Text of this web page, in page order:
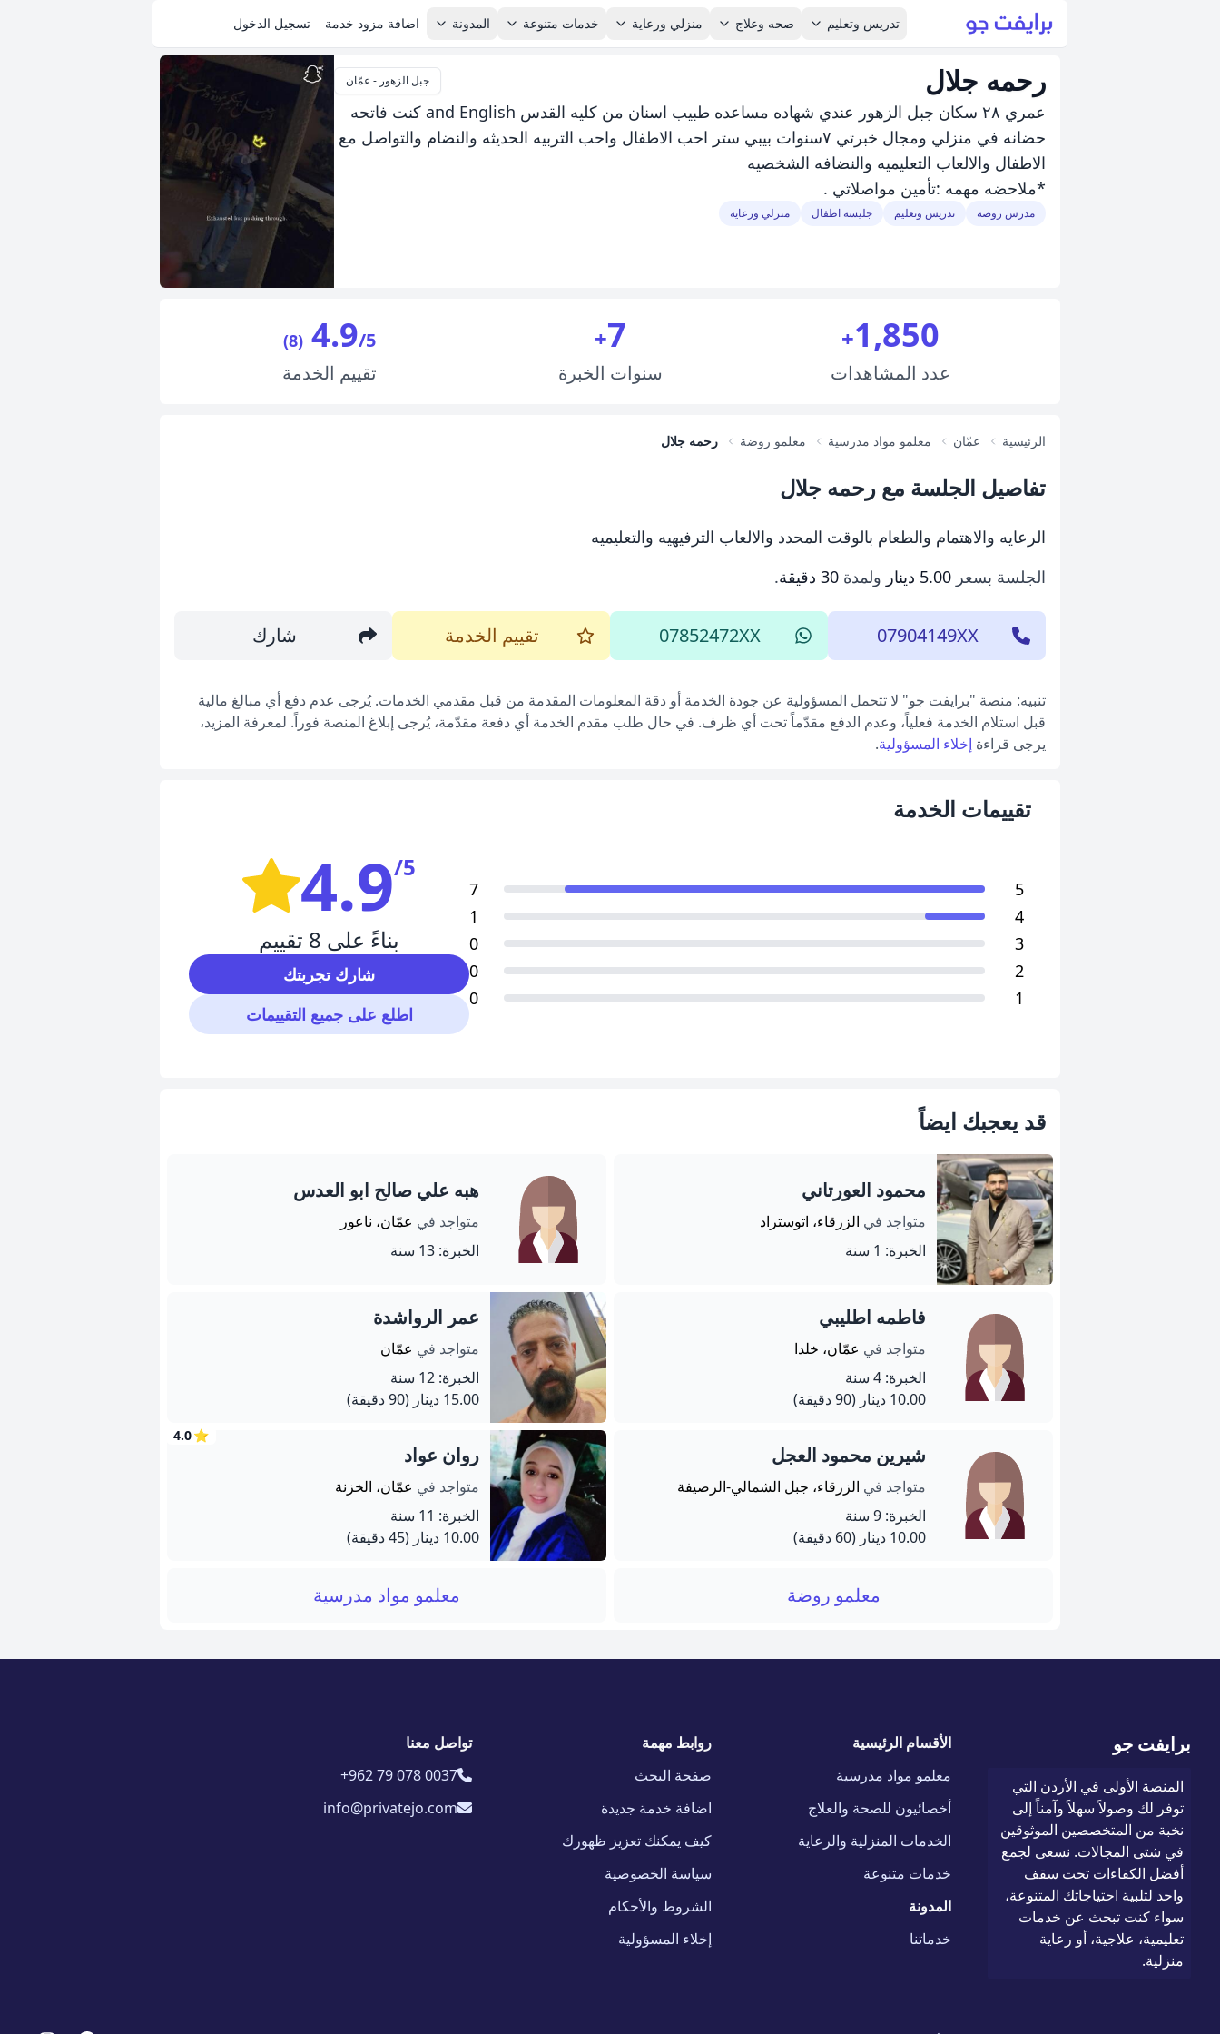
تدريس وتعليم صحه وعلاج منزلي ورعاية خدمات متنوعة المدونة اضافة مزود خدمة تسجيل الدخول
رحمه جلال جبل الزهور - عمّان
عمري ٢٨ سكان جبل الزهور عندي شهاده مساعده طبيب اسنان من كليه القدس and English كنت فاتحه
حضانه في منزلي ومجال خبرتي ٧سنوات بيبي ستر احب الاطفال واحب التربيه الحديثه والنضام والتواصل مع
الاطفال والالعاب التعليميه والنضافه الشخصيه
*ملاحضه مهمه :تأمين مواصلاتي .
مدرس روضة تدريس وتعليم جليسة اطفال منزلي ورعاية
1,850
+
عدد المشاهدات
7
+
سنوات الخبرة
4.9/5
(8)
تقييم الخدمة
الرئيسية عمّان معلمو مواد مدرسية معلمو روضة رحمه جلال
تفاصيل الجلسة مع رحمه جلال
الرعايه والاهتمام والطعام بالوقت المحدد والالعاب الترفيهيه والتعليميه
الجلسة بسعر 5.00 دينار ولمدة 30 دقيقة .
07904149XX
07852472XX تقييم الخدمة شارك
تنبيه: منصة "برايفت جو" لا تتحمل المسؤولية عن جودة الخدمة أو دقة المعلومات المقدمة من قبل مقدمي الخدمات. يُرجى عدم دفع أي مبالغ مالية
قبل استلام الخدمة فعلياً، وعدم الدفع مقدّماً تحت أي ظرف. في حال طلب مقدم الخدمة أي دفعة مقدّمة، يُرجى إبلاغ المنصة فوراً. لمعرفة المزيد،
يرجى قراءة إخلاء المسؤولية.
تقييمات الخدمة
5
7
4
1
3
0
2
0
1
0
4.9/5
بناءً على 8 تقييم
شارك تجربتك
اطلع على جميع التقييمات
قد يعجبك ايضاً
محمود العورتاني
متواجد في الزرقاء، اتوستراد
الخبرة: 1 سنة
هبه علي صالح ابو العدس
متواجد في عمّان، ناعور
الخبرة: 13 سنة
فاطمه اطليبي
متواجد في عمّان، خلدا
الخبرة: 4 سنة
10.00 دينار
(90 دقيقة)
عمر الرواشدة
متواجد في عمّان
الخبرة: 12 سنة
15.00 دينار
(90 دقيقة)
شيرين محمود العجل
متواجد في الزرقاء، جبل الشمالي-الرصيفة
الخبرة: 9 سنة
10.00 دينار
(60 دقيقة)
⭐
4.0
روان عواد
متواجد في عمّان، الخزنة
الخبرة: 11 سنة
10.00 دينار
(45 دقيقة)
معلمو روضة معلمو مواد مدرسية
برايفت جو
المنصة الأولى في الأردن التي
توفر لك وصولاً سهلاً وآمناً إلى
نخبة من المتخصصين الموثوقين
في شتى المجالات. نسعى لجمع
أفضل الكفاءات تحت سقف
واحد لتلبية احتياجاتك المتنوعة،
سواء كنت تبحث عن خدمات
تعليمية، علاجية، أو رعاية
منزلية.
الأقسام الرئيسية
معلمو مواد مدرسية
أخصائيون للصحة والعلاج
الخدمات المنزلية والرعاية
خدمات متنوعة
المدونة
خدماتنا
روابط مهمة
صفحة البحث
اضافة خدمة جديدة
كيف يمكنك تعزيز ظهورك
سياسة الخصوصية
الشروط والأحكام
إخلاء المسؤولية
تواصل معنا
+962 79 078 0037
info@privatejo.com